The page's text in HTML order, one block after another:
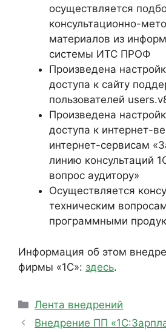
осуществляется
консультационно-
материалов из
системы ИТС ПРОФ
Произведена
доступа к сайту
пользователей
Произведена
доступа к интернет-
интернет-сервисам
линию консультаций
вопрос аудитору»
Осуществляется
техническим
программными
Информация об этом
фирмы «1С»: здесь.
Рубрики
Лента внедрений
Внедрение ПП